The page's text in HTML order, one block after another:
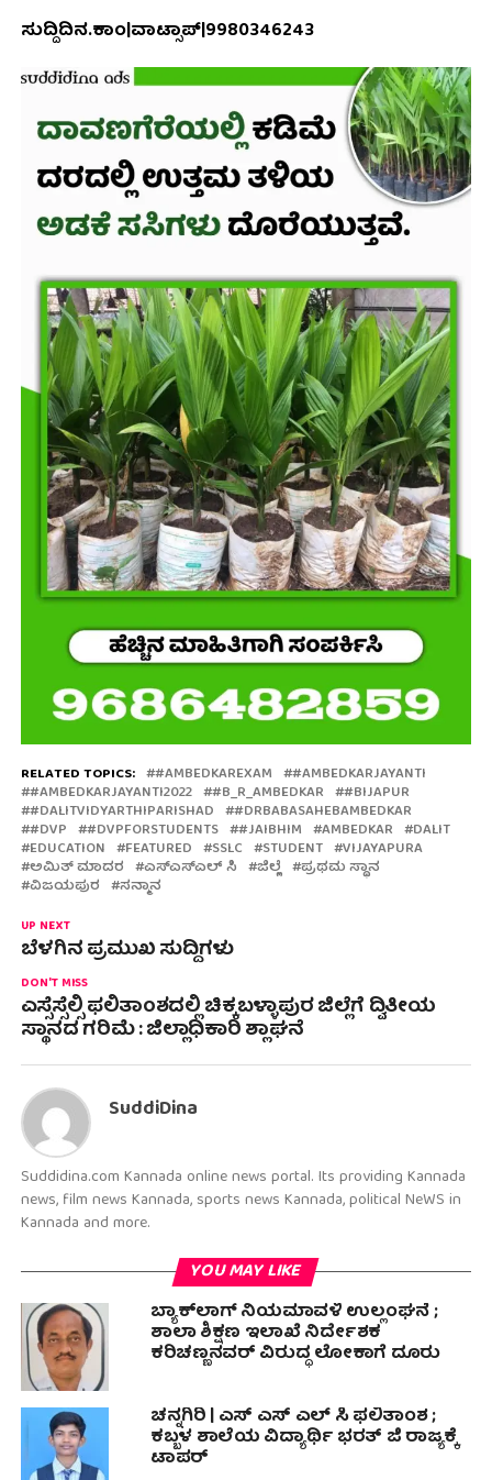
ಸುದ್ದಿದಿನ.ಕಾಂ|ವಾಟ್ಸಾಪ್|9980346243
RELATED TOPICS: #AMBEDKAREXAM #AMBEDKARJAYANTI
#AMBEDKARJAYANTI2022 #B_R_AMBEDKAR #BIJAPUR
#DALITVIDYARTHIPARISHAD #DRBABASAHEBAMBEDKAR
#DVP #DVPFORSTUDENTS #JAIBHIM AMBEDKAR DALIT
EDUCATION FEATURED SSLC STUDENT VIJAYAPURA
ಅಮಿತ್ ಮಾದರ ಎಸ್ಎಸ್ಎಲ್ ಸಿ ಜಿಲ್ಲೆ ಪ್ರಥಮ ಸ್ಥಾನ
ವಿಜಯಪುರ ಸನ್ಮಾನ
UP NEXT
ಬೆಳಗಿನ ಪ್ರಮುಖ ಸುದ್ದಿಗಳು
DON'T MISS
ಎಸ್ಸೆಸ್ಸೆಲ್ಸಿ ಫಲಿತಾಂಶದಲ್ಲಿ ಚಿಕ್ಕಬಳ್ಳಾಪುರ ಜಿಲ್ಲೆಗೆ ದ್ವಿತೀಯ
ಸ್ಥಾನದ ಗರಿಮೆ : ಜಿಲ್ಲಾಧಿಕಾರಿ ಶ್ಲಾಘನೆ
SuddiDina
Suddidina.com Kannada online news portal. Its providing Kannada
news, film news Kannada, sports news Kannada, political NeWS in
Kannada and more.
YOU MAY LIKE
ಬ್ಯಾಕ್‌ಲಾಗ್ ನಿಯಮಾವಳಿ ಉಲ್ಲಂಘನೆ ;
ಶಾಲಾ ಶಿಕ್ಷಣ ಇಲಾಖೆ ನಿರ್ದೇಶಕ
ಕರಿಚಣ್ಣನವರ್ ವಿರುದ್ಧ ಲೋಕಾಗೆ ದೂರು
ಚನ್ನಗಿರಿ | ಎಸ್ ಎಸ್ ಎಲ್ ಸಿ ಫಲಿತಾಂಶ ;
ಕಬ್ಬಳ ಶಾಲೆಯ ವಿದ್ಯಾರ್ಥಿ ಭರತ್ ಜಿ ರಾಜ್ಯಕ್ಕೆ
ಟಾಪರ್